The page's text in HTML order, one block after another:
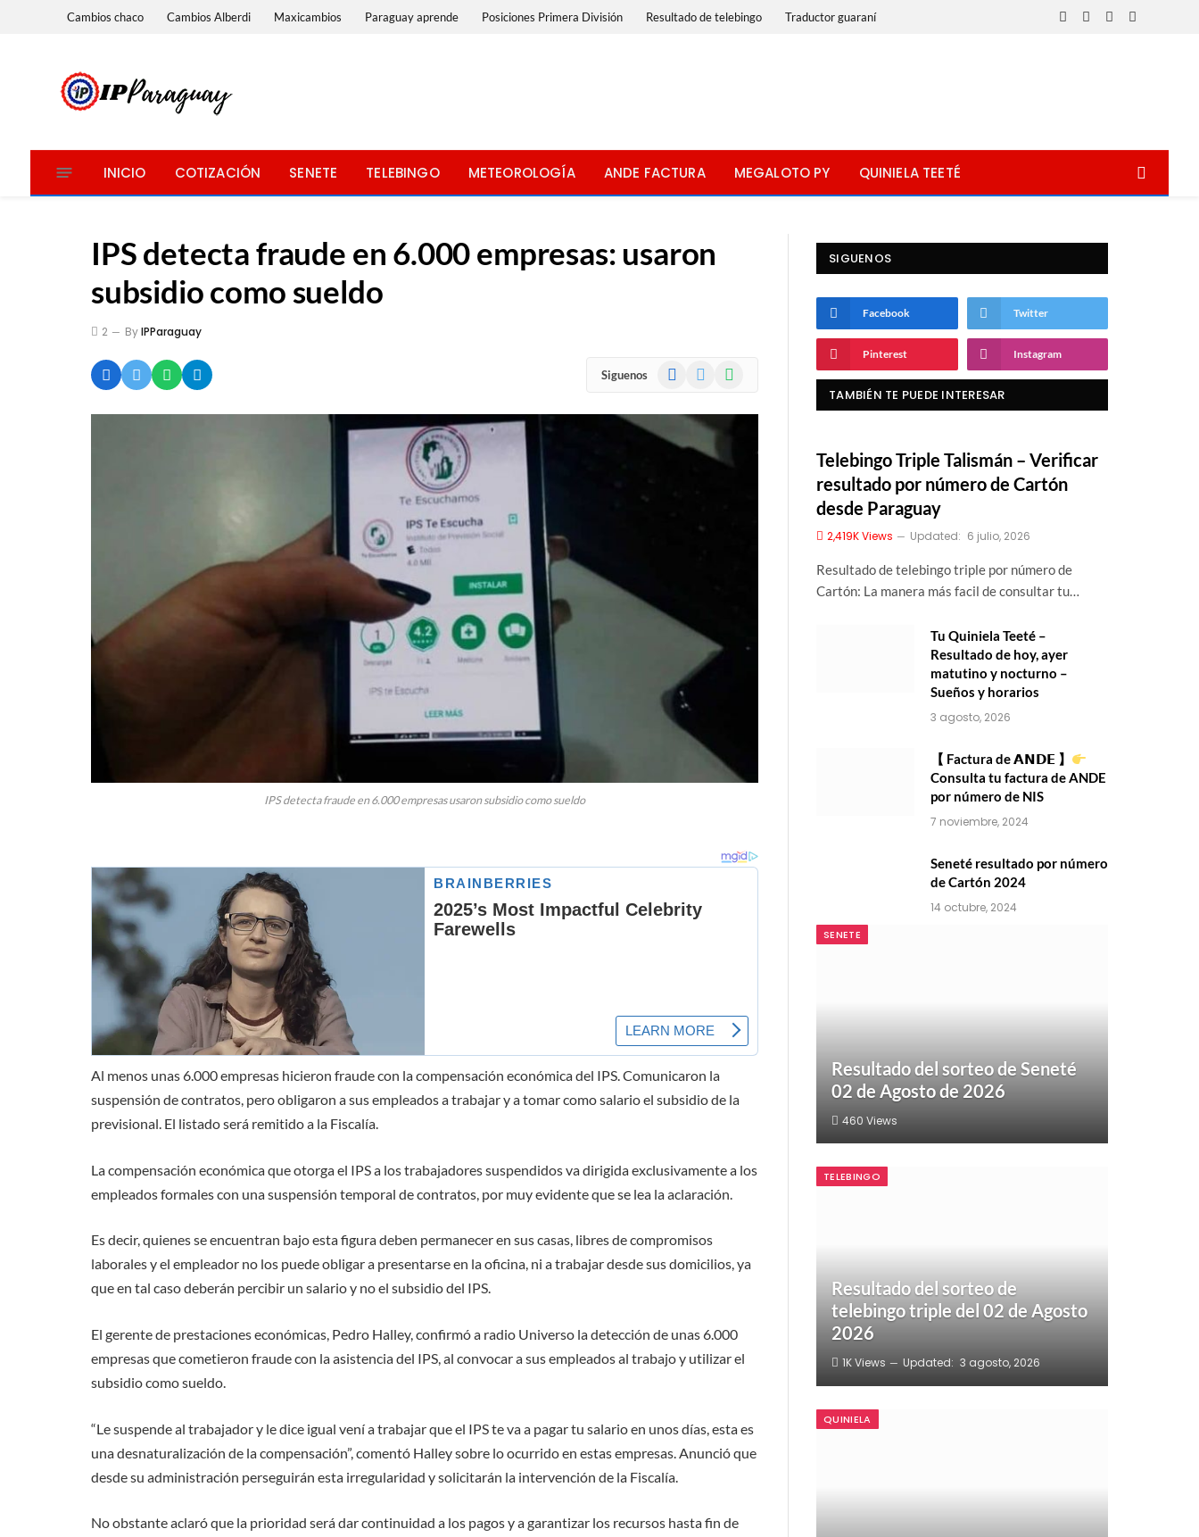
Cambios chaco Cambios Alberdi Maxicambios Paraguay aprende Posiciones Primera División Resultado de telebingo Traductor guaraní
Facebook
X
InstagramWhatsApp
INICIO COTIZACIÓN SENETE TELEBINGO METEOROLOGÍA ANDE FACTURA MEGALOTO PY QUINIELA TEETÉ
IPS detecta fraude en 6.000 empresas: usaron
subsidio como sueldo
2 ByIPParaguay
Siguenos Facebook WhatsApp
IPS detecta fraude en 6.000 empresas usaron subsidio como sueldo
Al menos unas 6.000 empresas hicieron fraude con la compensación económica del IPS. Comunicaron la
suspensión de contratos, pero obligaron a sus empleados a trabajar y a tomar como salario el subsidio de la
previsional. El listado será remitido a la Fiscalía.
La compensación económica que otorga el IPS a los trabajadores suspendidos va dirigida exclusivamente a los
empleados formales con una suspensión temporal de contratos, por muy evidente que se lea la aclaración.
Es decir, quienes se encuentran bajo esta figura deben permanecer en sus casas, libres de compromisos
laborales y el empleador no los puede obligar a presentarse en la oficina, ni a trabajar desde sus domicilios, ya
que en tal caso deberán percibir un salario y no el subsidio del IPS.
El gerente de prestaciones económicas, Pedro Halley, confirmó a radio Universo la detección de unas 6.000
empresas que cometieron fraude con la asistencia del IPS, al convocar a sus empleados al trabajo y utilizar el
subsidio como sueldo.
“Le suspende al trabajador y le dice igual vení a trabajar que el IPS te va a pagar tu salario en unos días, esta es
una desnaturalización de la compensación”, comentó Halley sobre lo ocurrido en estas empresas. Anunció que
desde su administración perseguirán esta irregularidad y solicitarán la intervención de la Fiscalía.
No obstante aclaró que la prioridad será dar continuidad a los pagos y a garantizar los recursos hasta fin de
SIGUENOS
Facebook Twitter
Pinterest Instagram
TAMBIÉN TE PUEDE INTERESAR
Telebingo Triple Talismán – Verificar
resultado por número de Cartón
desde Paraguay
2,419KViews Updated: 6 julio, 2026
Resultado de telebingo triple por número de
Cartón: La manera más facil de consultar tu…
Tu Quiniela Teeté –
Resultado de hoy, ayer
matutino y nocturno –
Sueños y horarios
3 agosto, 2026
【 Factura de 𝗔𝗡𝗗𝗘 】
Consulta tu factura de ANDE
por número de NIS
7 noviembre, 2024
Seneté resultado por número
de Cartón 2024
14 octubre, 2024
SENETE
Resultado del sorteo de Seneté
02 de Agosto de 2026
460 Views
TELEBINGO
Resultado del sorteo de
telebingo triple del 02 de Agosto
2026
1KViews Updated: 3 agosto, 2026
QUINIELA